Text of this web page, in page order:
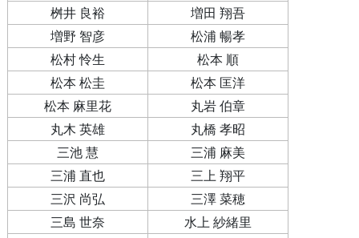
桝井 良裕
増田 翔吾
増野 智彦
松浦 暢孝
松村 怜生
松本 順
松本 松圭
松本 匡洋
松本 麻里花
丸岩 伯章
丸木 英雄
丸橋 孝昭
三池 慧
三浦 麻美
三浦 直也
三上 翔平
三沢 尚弘
三澤 菜穂
三島 世奈
水上 紗緒里